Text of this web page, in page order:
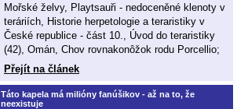
Mořské želvy, Playtsauři - nedoceněné klenoty v
teráriích, Historie herpetologie a teraristiky v
České republice - část 10., Úvod do teraristiky
(42), Omán, Chov rovnakonôžok rodu Porcellio;
Přejít na článek
Táto kapela má milióny fanúšikov - až na to, že
neexistuje